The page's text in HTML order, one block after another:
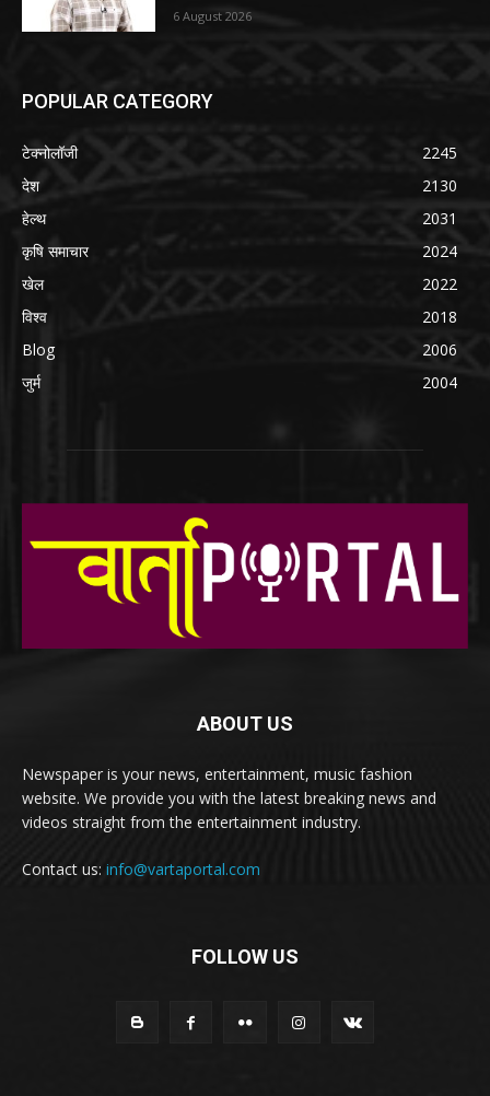
6 August 2026
POPULAR CATEGORY
टेक्नोलॉजी
2245
देश
2130
हेल्थ
2031
कृषि समाचार
2024
खेल
2022
विश्व
2018
Blog
2006
जुर्म
2004
ABOUT US
Newspaper is your news, entertainment, music fashion
website. We provide you with the latest breaking news and
videos straight from the entertainment industry.
Contact us: info@vartaportal.com
FOLLOW US